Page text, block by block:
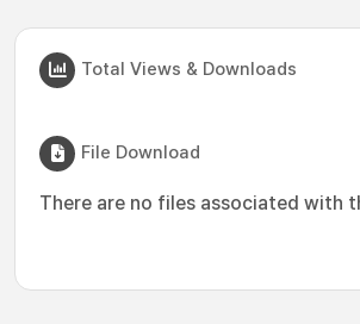
Total Views & Downloads
File Download
There are no files associated with